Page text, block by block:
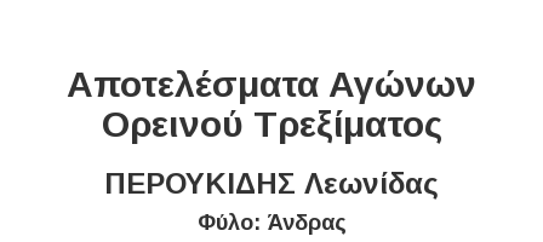
Αποτελέσματα Αγώνων
Ορεινού Τρεξίματος
ΠΕΡΟΥΚΙΔΗΣ Λεωνίδας
Φύλο: Άνδρας